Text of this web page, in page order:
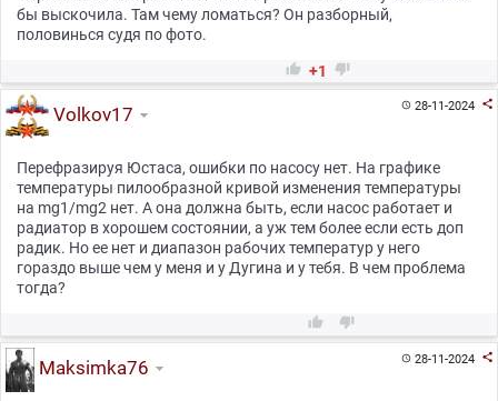
бы выскочила. Там чему ломаться? Он разборный,
половинься судя по фото.
 +1 
28-11-2024 
Volkov17
Перефразируя Юстаса, ошибки по насосу нет. На графике
температуры пилообразной кривой изменения температуры
на mg1/mg2 нет. А она должна быть, если насос работает и
радиатор в хорошем состоянии, а уж тем более если есть доп
радик. Но ее нет и диапазон рабочих температур у него
гораздо выше чем у меня и у Дугина и у тебя. В чем проблема
тогда?
 
28-11-2024 
Maksimka76